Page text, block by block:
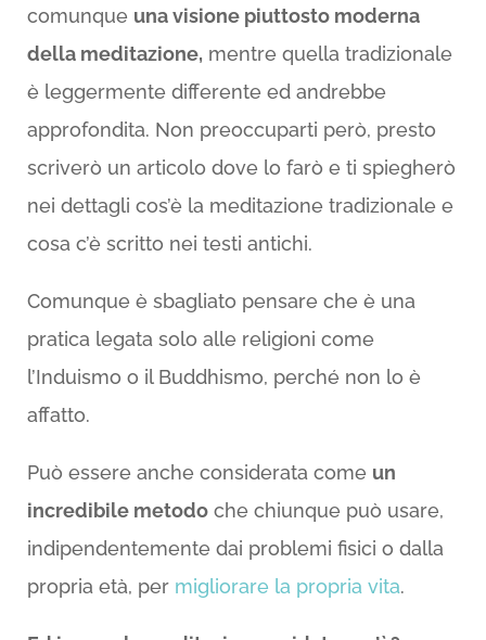
comunque una visione piuttosto moderna
della meditazione, mentre quella tradizionale
è leggermente differente ed andrebbe
approfondita. Non preoccuparti però, presto
scriverò un articolo dove lo farò e ti spiegherò
nei dettagli cos’è la meditazione tradizionale e
cosa c’è scritto nei testi antichi.
Comunque è sbagliato pensare che è una
pratica legata solo alle religioni come
l’Induismo o il Buddhismo, perché non lo è
affatto.
Può essere anche considerata come un
incredibile metodoche chiunque può usare,
indipendentemente dai problemi fisici o dalla
propria età, per migliorare la propria vita.